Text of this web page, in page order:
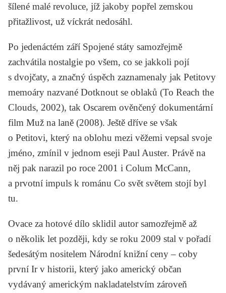
šílené malé revoluce, jíž jakoby popřel zemskou
přitažlivost, už víckrát nedosáhl.
Po jedenáctém září Spojené státy samozřejmě
zachvátila nostalgie po všem, co se jakkoli pojí
s dvojčaty, a značný úspěch zaznamenaly jak Petitovy
memoáry nazvané Dotknout se oblaků (To Reach the
Clouds, 2002), tak Oscarem ověnčený dokumentární
film Muž na laně (2008). Ještě dříve se však
o Petitovi, který na oblohu mezi věžemi vepsal svoje
jméno, zmínil v jednom eseji Paul Auster. Právě na
něj pak narazil po roce 2001 i Colum McCann,
a prvotní impuls k románu Co svět světem stojí byl
tu.
Ovace za hotové dílo sklidil autor samozřejmě až
o několik let později, kdy se roku 2009 stal v pořadí
šedesátým nositelem Národní knižní ceny – coby
první Ir v historii, který jako americký občan
vydávaný americkým nakladatelstvím zároveň